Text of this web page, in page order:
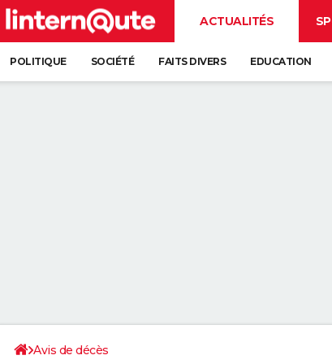
ACTUALITÉS
POLITIQUE SOCIÉTÉ FAITS DIVERS EDUCATION
Avis de décès